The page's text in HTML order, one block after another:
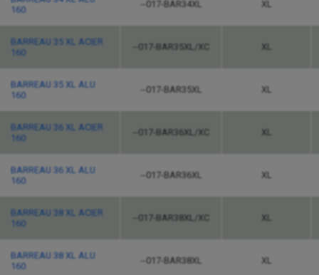
160
--017-BAR34XL XL
BARREAU 35 XL ACIER
160
--017-BAR35XL/XC XL
BARREAU 35 XL ALU
160
--017-BAR35XL XL
BARREAU 36 XL ACIER
160
--017-BAR36XL/XC XL
BARREAU 36 XL ALU
160
--017-BAR36XL XL
BARREAU 38 XL ACIER
160
--017-BAR38XL/XC XL
BARREAU 38 XL ALU
160
--017-BAR38XL XL